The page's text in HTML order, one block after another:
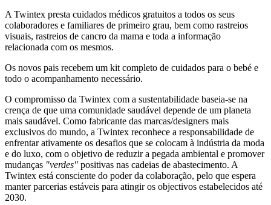
A Twintex presta cuidados médicos gratuitos a todos os seus
colaboradores e familiares de primeiro grau, bem como rastreios
visuais, rastreios de cancro da mama e toda a informação
relacionada com os mesmos.
Os novos pais recebem um kit completo de cuidados para o bebé e
todo o acompanhamento necessário.
O compromisso da Twintex com a sustentabilidade baseia-se na
crença de que uma comunidade saudável depende de um planeta
mais saudável. Como fabricante das marcas/designers mais
exclusivos do mundo, a Twintex reconhece a responsabilidade de
enfrentar ativamente os desafios que se colocam à indústria da moda
e do luxo, com o objetivo de reduzir a pegada ambiental e promover
mudanças "verdes" positivas nas cadeias de abastecimento. A
Twintex está consciente do poder da colaboração, pelo que espera
manter parcerias estáveis para atingir os objectivos estabelecidos até
2030.